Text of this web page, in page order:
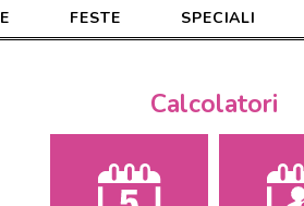
FESTE SPECIALI
Calcolatori